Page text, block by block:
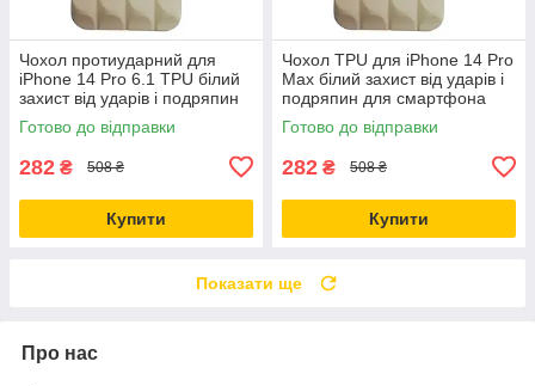
Чохол протиударний для
iPhone 14 Pro 6.1 TPU білий
захист від ударів і подряпин
Готово до відправки
282 ₴ 508 ₴
Купити
Чохол TPU для iPhone 14 Pro
Max білий захист від ударів і
подряпин для смартфона
Готово до відправки
282 ₴ 508 ₴
Купити
Показати ще
Про нас